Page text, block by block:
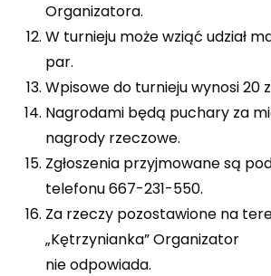
Organizatora.
W turnieju może wziąć udział
par.
Wpisowe do turnieju wynosi 20
Nagrodami będą puchary za
nagrody rzeczowe.
Zgłoszenia przyjmowane są
telefonu 667-231-550.
Za rzeczy pozostawione na
„Kętrzynianka” Organizator
nie odpowiada.